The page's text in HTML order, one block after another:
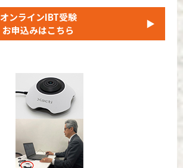
オンラインIBT受験
お申込みはこちら
▶